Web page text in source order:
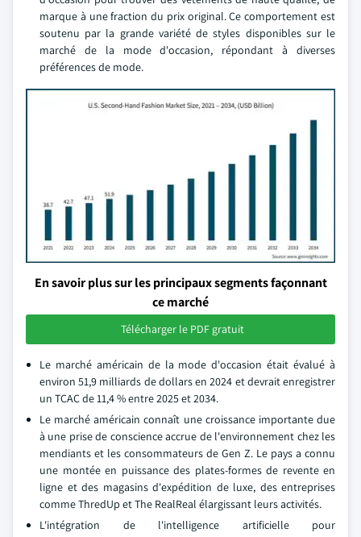
marque à une fraction du prix original. Ce comportement est
soutenu par la grande variété de styles disponibles sur le
marché de la mode d'occasion, répondant à diverses
préférences de mode.
En savoir plus sur les principaux segments façonnant
ce marché
Télécharger le PDF gratuit
Le marché américain de la mode d'occasion était évalué à
environ 51,9 milliards de dollars en 2024 et devrait enregistrer
un TCAC de 11,4 % entre 2025 et 2034.
Le marché américain connaît une croissance importante due
à une prise de conscience accrue de l'environnement chez les
mendiants et les consommateurs de Gen Z. Le pays a connu
une montée en puissance des plates-formes de revente en
ligne et des magasins d'expédition de luxe, des entreprises
comme ThredUp et The RealReal élargissant leurs activités.
L'intégration de l'intelligence artificielle pour